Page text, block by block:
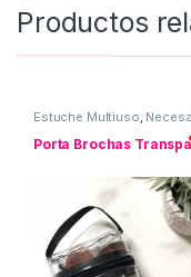
Productos
Estuche Multiuso,
Uso
Porta Brochas